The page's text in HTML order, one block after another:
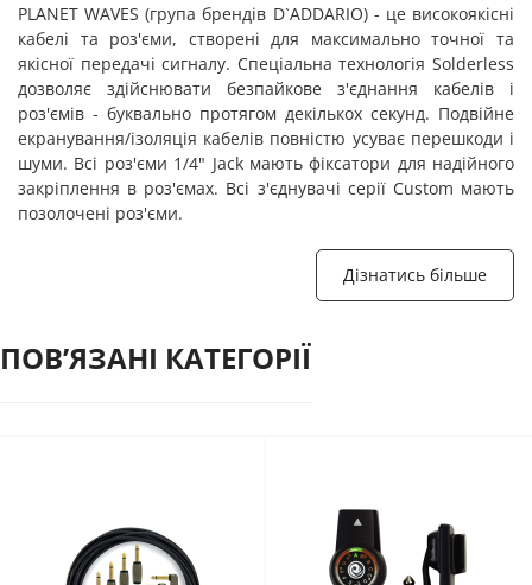
PLANET WAVES (група брендів D`ADDARIO) - це високоякісні
кабелі та роз'єми, створені для максимально точної та
якісної передачі сигналу. Спеціальна технологія Solderless
дозволяє здійснювати безпайкове з'єднання кабелів і
роз'ємів - буквально протягом декількох секунд. Подвійне
екранування/ізоляція кабелів повністю усуває перешкоди і
шуми. Всі роз'єми 1/4" Jack мають фіксатори для надійного
закріплення в роз'ємах. Всі з'єднувачі серії Custom мають
позолочені роз'єми.
Дізнатись більше
ПОВʼЯЗАНІ КАТЕГОРІЇ